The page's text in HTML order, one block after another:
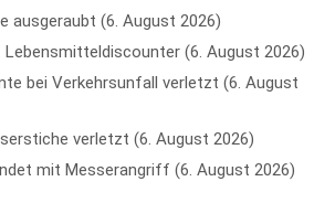
ausgeraubt 6. August 2026
Lebensmitteldiscounter 6. August 2026
bei Verkehrsunfall verletzt 6. August
verletzt 6. August 2026
mit Messerangriff 6. August 2026